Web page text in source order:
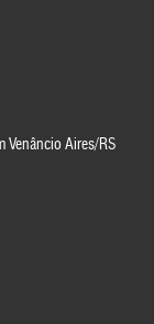
Venâncio Aires/RS